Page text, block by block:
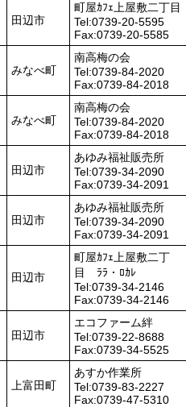
田辺市
町屋ｶﾌｪ上屋敷二丁目
Tel:0739-20-5595
Fax:0739-20-5585
みなべ町
南高梅の会
Tel:0739-84-2020
Fax:0739-84-2018
みなべ町
南高梅の会
Tel:0739-84-2020
Fax:0739-84-2018
田辺市
あゆみ福祉販売所
Tel:0739-34-2090
Fax:0739-34-2091
田辺市
あゆみ福祉販売所
Tel:0739-34-2090
Fax:0739-34-2091
田辺市
町屋ｶﾌｪ上屋敷二丁
目 ﾗﾗ・ﾛｶﾚ
Tel:0739-34-2146
Fax:0739-34-2146
田辺市
エコファーム絆
Tel:0739-22-8688
Fax:0739-34-5525
上富田町
あすか作業所
Tel:0739-83-2227
Fax:0739-47-5310